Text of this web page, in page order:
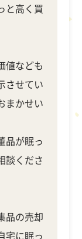
と高く買
値なども
させてい
まかせい
品が眠っ
談くださ
品の売却
宅に眠っ